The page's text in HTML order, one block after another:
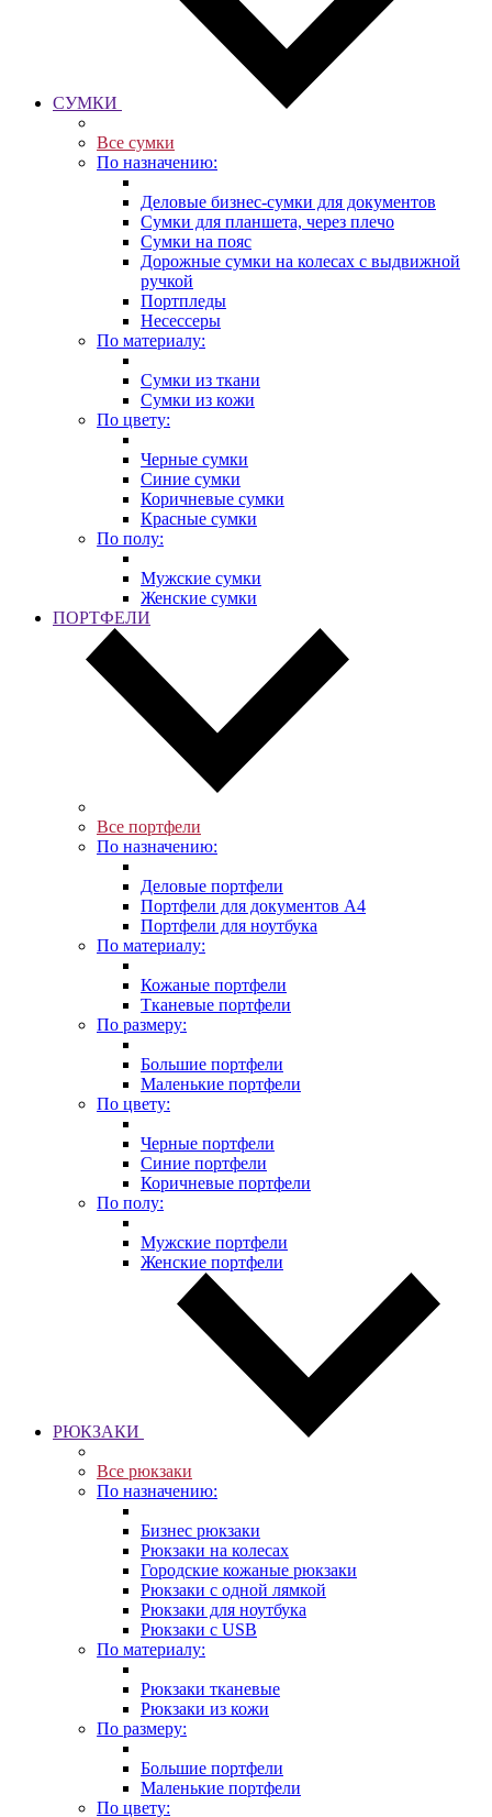
СУМКИ
Все сумки
По назначению:
Деловые бизнес-сумки для документов
Сумки для планшета, через плечо
Сумки на пояс
Дорожные сумки на колесах с выдвижной
ручкой
Портпледы
Несессеры
По материалу:
Сумки из ткани
Сумки из кожи
По цвету:
Черные сумки
Синие сумки
Коричневые сумки
Красные сумки
По полу:
Мужские сумки
Женские сумки
ПОРТФЕЛИ
Все портфели
По назначению:
Деловые портфели
Портфели для документов A4
Портфели для ноутбука
По материалу:
Кожаные портфели
Тканевые портфели
По размеру:
Большие портфели
Маленькие портфели
По цвету:
Черные портфели
Синие портфели
Коричневые портфели
По полу:
Мужские портфели
Женские портфели
РЮКЗАКИ
Все рюкзаки
По назначению:
Бизнес рюкзаки
Рюкзаки на колесах
Городские кожаные рюкзаки
Рюкзаки с одной лямкой
Рюкзаки для ноутбука
Рюкзаки с USB
По материалу:
Рюкзаки тканевые
Рюкзаки из кожи
По размеру:
Большие портфели
Маленькие портфели
По цвету: